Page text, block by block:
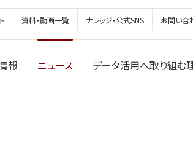
資料・動画一覧 ナレッジ・公式SNS お問い合
報 ニュース データ活用へ取り組む